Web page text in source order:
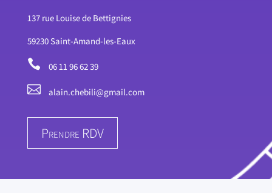
137 rue Louise de Bettignies
59230 Saint-Amand-les-Eaux
 06 11 96 62 39
 alain.chebili@gmail.com
Prendre RDV